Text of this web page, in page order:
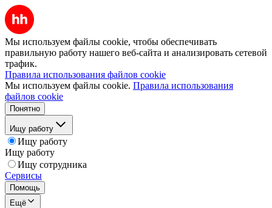
Мы используем файлы cookie, чтобы обеспечивать
правильную работу нашего веб-сайта и анализировать сетевой
трафик.
Правила использования файлов cookie
Мы используем файлы cookie. Правила использования
файлов cookie
Понятно
Ищу работу
Ищу работу
Ищу работу
Ищу сотрудника
Сервисы
Помощь
Ещё